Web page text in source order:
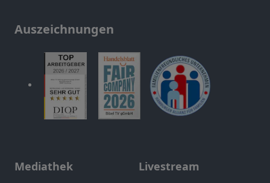
Auszeichnungen
Mediathek Livestream